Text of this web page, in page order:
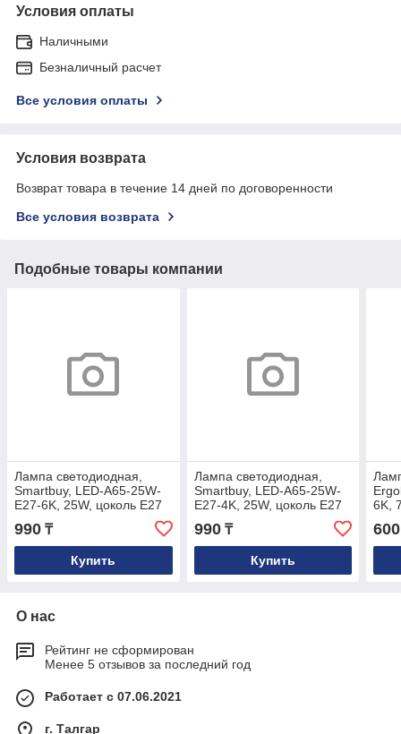
Условия оплаты
Наличными
Безналичный расчет
Все условия оплаты
Условия возврата
Возврат товара в течение 14 дней по договоренности
Все условия возврата
Подобные товары компании
Лампа светодиодная,
Smartbuy, LED-A65-25W-
E27-6K, 25W, цоколь E27
990 ₸
Купить
Лампа светодиодная,
Smartbuy, LED-A65-25W-
E27-4K, 25W, цоколь E27
990₸
Купить
6K,
600
О нас
Рейтинг не сформирован
Менее 5 отзывов за последний год
Работает с 07.06.2021
г. Талгар